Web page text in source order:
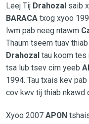
Leej Tij Drahozalsaib
BARACAtxog xyoo
lwm pab neeg ntawm
Thaum tseem tuav
Drahozaltau koom tes
tsa lub tsev cim yeeb
1994. Tau txais kev
cov kwv tij thiab nkawd
Xyoo 2007 APON